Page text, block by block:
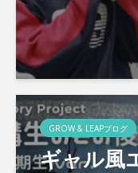
GROW & LEAPブログ
ギャル風